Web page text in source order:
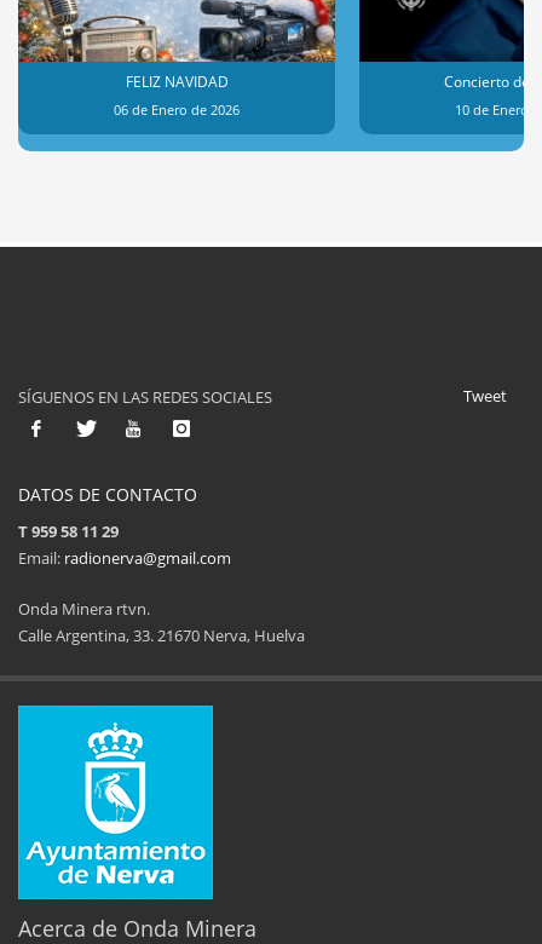
FELIZ NAVIDAD
06 de Enero de 2026
Concierto de
10 de Enero
11ª Feria del Jamón 34 Memorial
Tweet
SÍGUENOS EN LAS REDES SOCIALES
DATOS DE CONTACTO
T 959 58 11 29
Email: radionerva@gmail.com
Onda Minera rtvn.
Calle Argentina, 33. 21670 Nerva, Huelva
Acerca de Onda Minera